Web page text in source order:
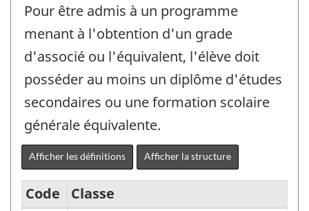
Pour être admis à un programme
menant à l'obtention d'un grade
d'associé ou l'équivalent, l'élève doit
posséder au moins un diplôme d'études
secondaires ou une formation scolaire
générale équivalente.
Afficher les définitions Afficher la structure
Code
Classe